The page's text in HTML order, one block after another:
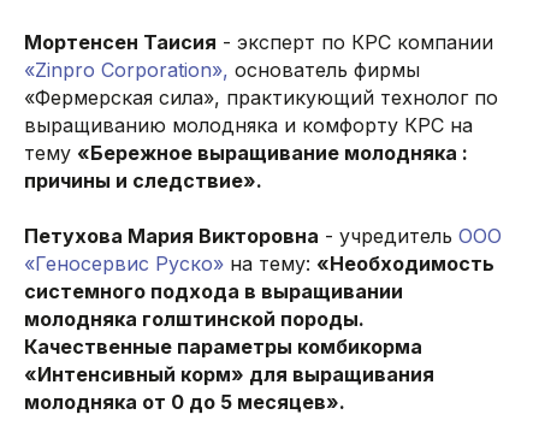
Мортенсен Таисия - эксперт по КРС компании
«Zinpro Corporation», основатель фирмы
«Фермерская сила», практикующий технолог по
выращиванию молодняка и комфорту КРС на
тему «Бережное выращивание молодняка :
причины и следствие».
Петухова Мария Викторовна - учредитель ООО
«Геносервис Руско» на тему: «Необходимость
системного подхода в выращивании
молодняка голштинской породы.
Качественные параметры комбикорма
«Интенсивный корм» для выращивания
молодняка от 0 до 5 месяцев».